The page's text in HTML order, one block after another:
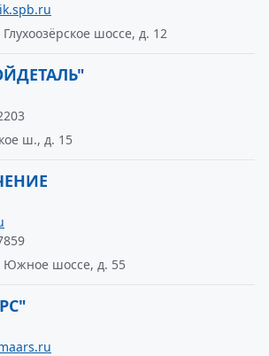
шоссе, д. 12
ш., д. 15
Южное шоссе, д. 55